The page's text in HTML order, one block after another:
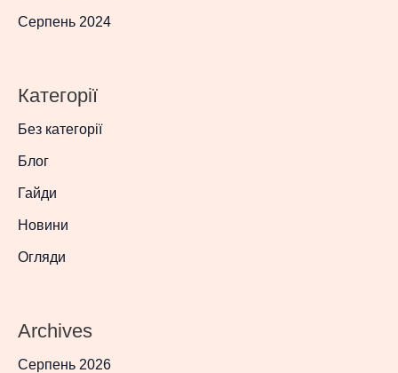
Серпень 2024
Категорії
Без категорії
Блог
Гайди
Новини
Огляди
Archives
Серпень 2026